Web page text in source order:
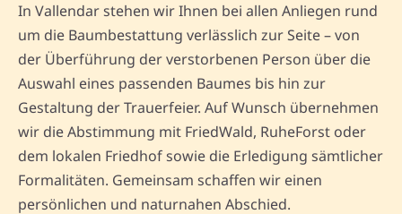
In Vallendar stehen wir Ihnen bei allen Anliegen rund
um die Baumbestattung verlässlich zur Seite – von
der Überführung der verstorbenen Person über die
Auswahl eines passenden Baumes bis hin zur
Gestaltung der Trauerfeier. Auf Wunsch übernehmen
wir die Abstimmung mit FriedWald, RuheForst oder
dem lokalen Friedhof sowie die Erledigung sämtlicher
Formalitäten. Gemeinsam schaffen wir einen
persönlichen und naturnahen Abschied.